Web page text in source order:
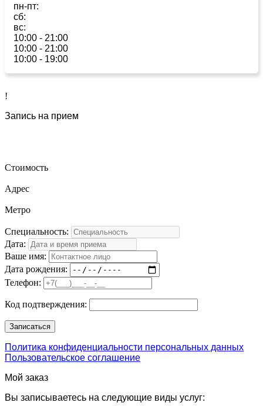
пн-пт:
сб:
вс:
10:00 - 21:00
10:00 - 21:00
10:00 - 19:00
!
Запись на прием
Стоимость
Адрес
Метро
Специальность:
Дата:
Ваше имя:
Дата рождения:
Телефон:
Код подтверждения:
Политика конфиденциальности персональных данных
Пользовательское соглашение
Мой заказ
Вы записываетесь на следующие виды услуг: